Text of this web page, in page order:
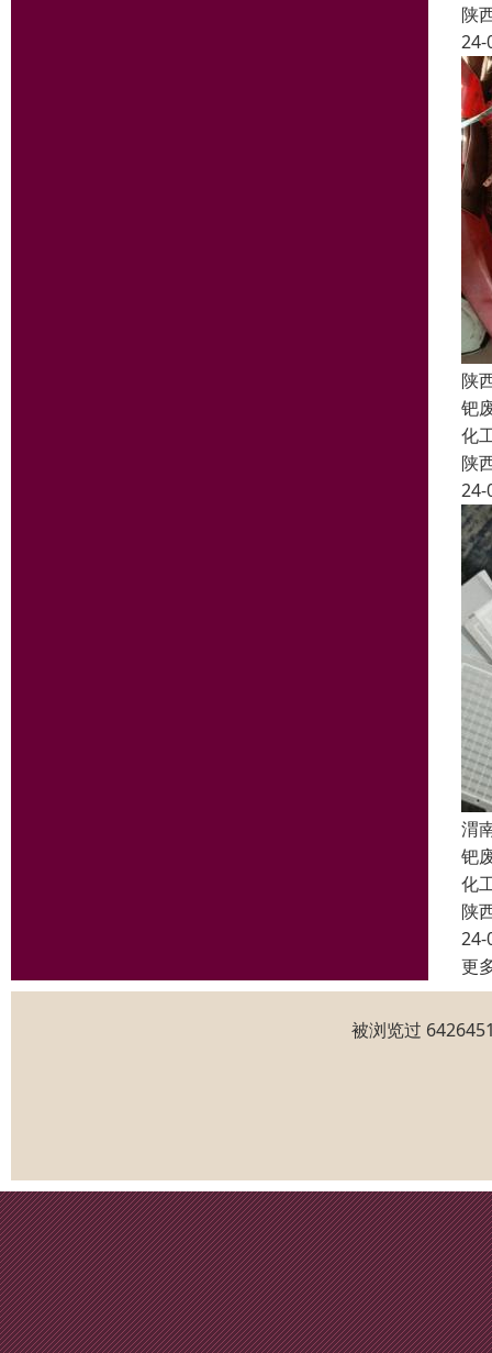
陕
24-
陕
钯
化
陕
24-
渭
钯
化
陕
24-
更
被浏览过